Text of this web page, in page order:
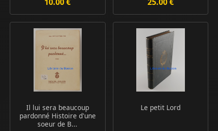
Il lui sera beaucoup
pardonné Histoire d'une
soeur de B...
Le petit Lord